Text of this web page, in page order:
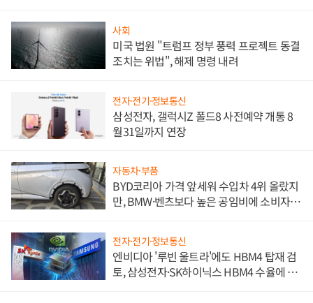
사회
미국 법원 "트럼프 정부 풍력 프로젝트 동결
조치는 위법", 해제 명령 내려
전자·전기·정보통신
삼성전자, 갤럭시Z 폴드8 사전예약 개통 8
월31일까지 연장
자동차·부품
BYD코리아 가격 앞세워 수입차 4위 올랐지
만, BMW·벤츠보다 높은 공임비에 소비자
전자·전기·정보통신
엔비디아 '루빈 울트라'에도 HBM4 탑재 검
토, 삼성전자·SK하이닉스 HBM4 수율에 주